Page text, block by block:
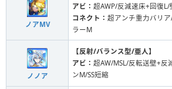
ノアMV
アビ： 超AWP/反減速床+回復L/
コネクト： 超アンチ重力バリ
ラーM
ノノア
【反射/バランス型/亜人】
アビ： 超AW/MSL/反転送壁+反
ンM/SS短縮